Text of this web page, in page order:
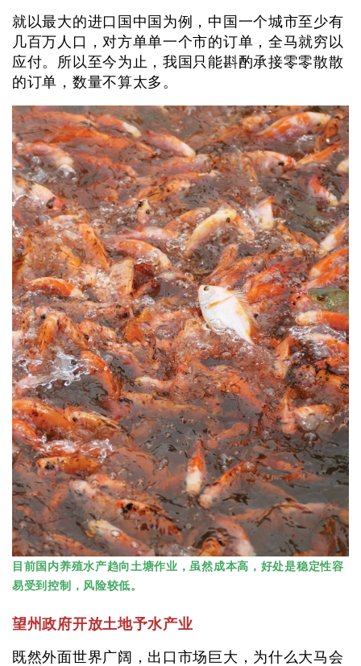
就以最大的进口国中国为例，中国一个城市至少有
几百万人口，对方单单一个市的订单，全马就穷以
应付。所以至今为止，我国只能斟酌承接零零散散
的订单，数量不算太多。
目前国内养殖水产趋向土塘作业，虽然成本高，好处是稳定性容
易受到控制，风险较低。
望州政府开放土地予水产业
既然外面世界广阔，出口市场巨大，为什么大马会